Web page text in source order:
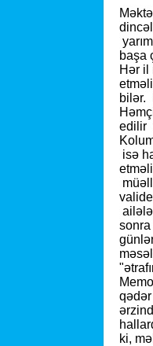
başa
Hər il
bilər.
edilir
isə
sonra
ki,